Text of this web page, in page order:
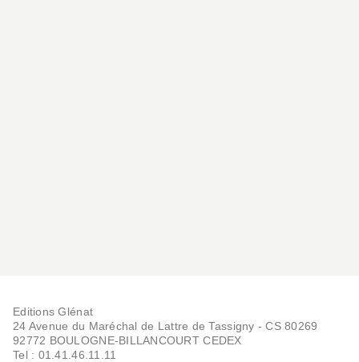
Editions Glénat
24 Avenue du Maréchal de Lattre de Tassigny - CS 80269
92772 BOULOGNE-BILLANCOURT CEDEX
Tel : 01.41.46.11.11